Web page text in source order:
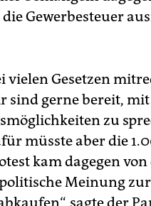
Gewerbesteuer
Gesetzen
sind gerne bereit,
zu
müsste aber die
kam dagegen von
Meinung
sagte der